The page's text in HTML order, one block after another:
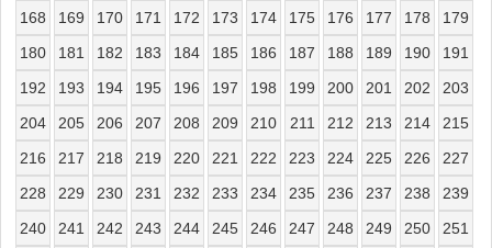
168
169 170 171 172 173 174 175 176 177 178
179
180
181 182 183 184 185 186 187 188 189 190
191
192
193 194 195 196 197 198 199 200 201 202
203
204
205 206 207 208 209 210 211 212 213 214
215
216
217 218 219 220 221 222 223 224 225 226
227
228
229 230 231 232 233 234 235 236 237 238
239
240
241 242 243 244 245 246 247 248 249 250
251